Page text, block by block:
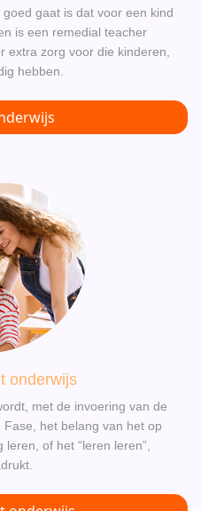
gaat is dat voor een kind
is een remedial teacher
extra zorg voor die kinderen,
hebben.
onderwijs
met de invoering van de
het belang van het op
of het “leren leren”,